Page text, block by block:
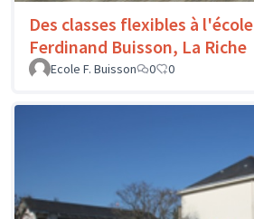
Des classes flexibles à l'école
Ferdinand Buisson, La Riche
Ecole F. Buisson
0 0